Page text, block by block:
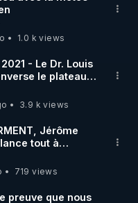
(stages,
SUR ODYSEE
aussi sur la
1.0 k views
- Le Dr. Louis
le plateau
3.9 k views
Jérôme
tout à
!
719 views
preuve que nous